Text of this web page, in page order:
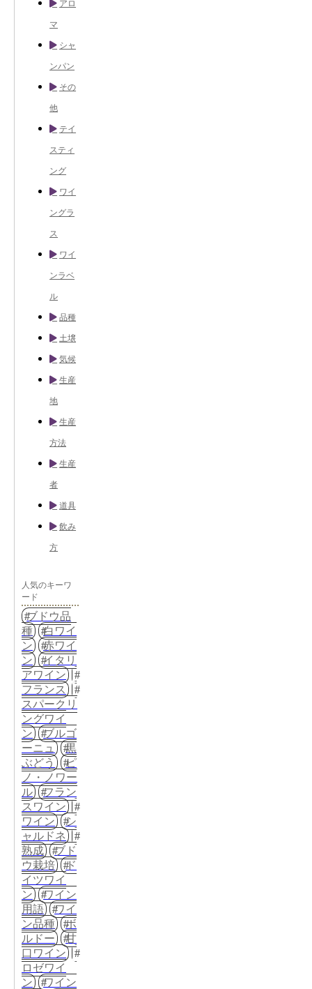
アロ
マ
シャ
ンパン
その
他
テイ
スティ
ング
ワイ
ングラ
ス
ワイ
ンラベ
ル
品種
土壌
気候
生産
地
生産
方法
生産
者
道具
飲み
方
人気のキーワ
ード
ブドウ品
種
白ワイ
ン
赤ワイ
ン
イタリ
アワイン
フランス
スパークリ
ングワイ
ン
ブルゴ
ーニュ
黒
ぶどう
ピ
ノ・ノワー
ル
フラン
スワイン
ワイン
シ
ャルドネ
熟成
ブド
ウ栽培
ド
イツワイ
ン
ワイン
用語
ワイ
ン品種
ボ
ルドー
甘
口ワイン
ロゼワイ
ン
ワイン